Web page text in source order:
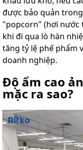
được bảo quản
"popcorn" (hơi nước
khi đi qua lò hàn
tăng tỷ lệ phế phẩm
doanh nghiệp.
Độ ẩm cao
mặc ra sao?